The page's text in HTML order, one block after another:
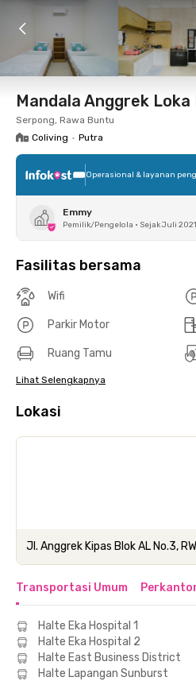
7 Agt 26 - Belum tahu
Foto Fasilitas bersama
Mandala Anggrek Loka
Serpong, Rawa Buntu
Coliving • Putra
Operasional & layanan
Emmy
Pemilik/Pengelola • Sejak Juli 2021
Fasilitas bersama
Wifi
Parkir Motor
Ruang Tamu
Lihat Selengkapnya
Lokasi
Jl. Anggrek Kipas Blok AL No.3,
Transportasi Umum
Halte Eka Hospital 1
Halte Eka Hospital 2
Halte East Business District
Halte Lapangan Sunburst